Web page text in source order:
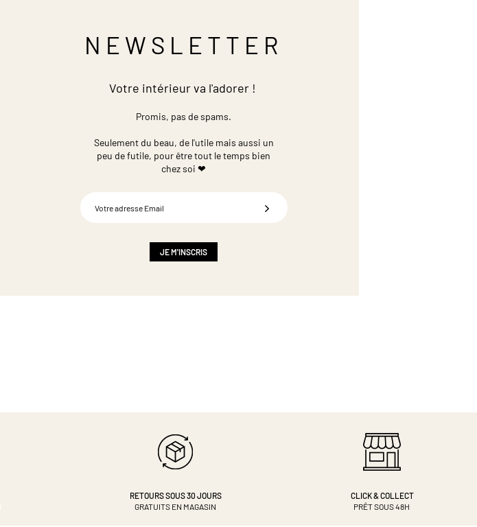
NEWSLETTER
Votre intérieur va l'adorer !
Promis, pas de spams.
Seulement du beau, de l'utile mais aussi un
peu de futile, pour être tout le temps bien
chez soi ❤
JE M'INSCRIS
RETOURS SOUS 30 JOURS
GRATUITS EN MAGASIN
CLICK & COLLECT
PRÊT SOUS 48H